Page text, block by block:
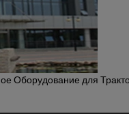
Оборудование для